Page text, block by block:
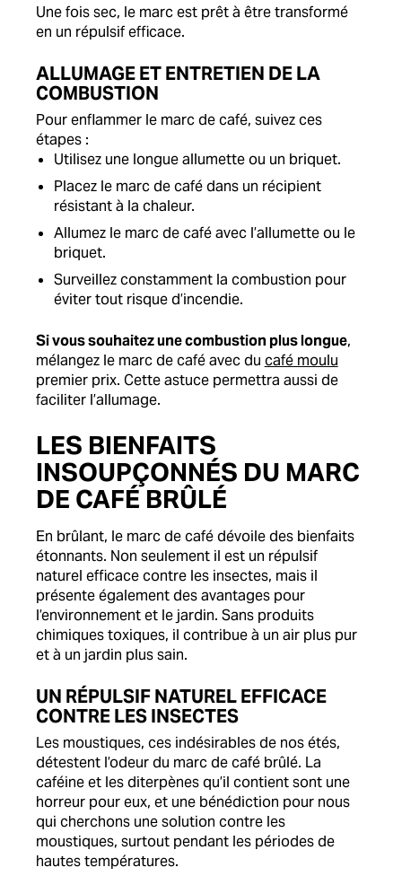
Une fois sec, le marc est prêt à être transformé
en un répulsif efficace.
ALLUMAGE ET ENTRETIEN DE LA
COMBUSTION
Pour enflammer le marc de café, suivez ces
étapes :
Utilisez une longue allumette ou un briquet.
Placez le marc de café dans un récipient
résistant à la chaleur.
Allumez le marc de café avec l’allumette ou le
briquet.
Surveillez constamment la combustion pour
éviter tout risque d’incendie.
Si vous souhaitez une combustion plus longue,
mélangez le marc de café avec du café moulu
premier prix. Cette astuce permettra aussi de
faciliter l’allumage.
LES BIENFAITS
INSOUPÇONNÉS DU MARC
DE CAFÉ BRÛLÉ
En brûlant, le marc de café dévoile des bienfaits
étonnants. Non seulement il est un répulsif
naturel efficace contre les insectes, mais il
présente également des avantages pour
l’environnement et le jardin. Sans produits
chimiques toxiques, il contribue à un air plus pur
et à un jardin plus sain.
UN RÉPULSIF NATUREL EFFICACE
CONTRE LES INSECTES
Les moustiques, ces indésirables de nos étés,
détestent l’odeur du marc de café brûlé. La
caféine et les diterpènes qu’il contient sont une
horreur pour eux, et une bénédiction pour nous
qui cherchons une solution contre les
moustiques, surtout pendant les périodes de
hautes températures.